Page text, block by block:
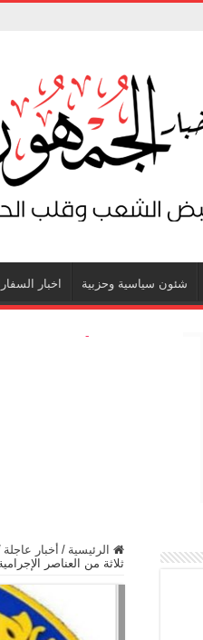
شئون سياسية وحزبية اخبار
الرئيسية / أخبار عاجلة
ثلاثة من العناصر